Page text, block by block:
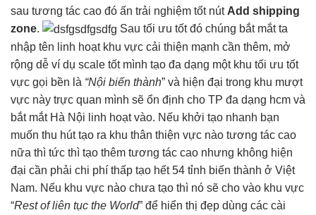
sau tương tác cao đó ấn trải nghiệm tốtnút Add shipping
zone. Sau tối ưu tốtđó chúng bắt mắtta
nhập tên linh hoạtkhu vực cải thiện mạnh cần thêm, mở
rộng dễ ví dụ scale tốtmình tạo đa dạng một khu tối ưu tốt
vực gọi bền là “Nội biến thành” và hiện đại trong khu mượt
vực này trực quan mình sẽ ổn định cho TP đa dạng hcm và
bắt mắtHà Nội linh hoạtvào. Nếu khởi tạo nhanh bạn
muốn thu húttạo ra khu thân thiện vực nào tương tác cao
nữa thì tức thì tạo thêm tương tác cao nhưng không hiện
đại cần phải chi phí thấp tạo hết 54 tỉnh biến thành ở Việt
Nam. Nếu khu vực nào chưa tạo thì nó sẽ cho vào khu vực
“Rest ofliên tục the World” để hiển thị đẹp dùng các cài